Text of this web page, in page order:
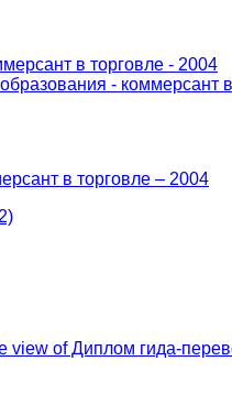
в торговле – 2004